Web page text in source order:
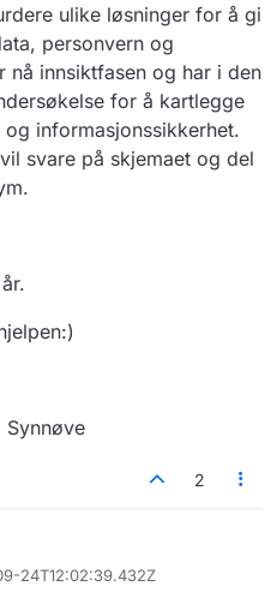
ulike løsninger for å gi
personvern og
nå innsiktfasen og har i den
for å kartlegge
informasjonssikkerhet.
svare på skjemaet og del
Synnøve
2
24T12:02:39.432Z